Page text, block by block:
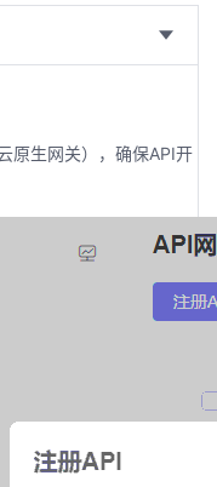
原生网关），确保API开